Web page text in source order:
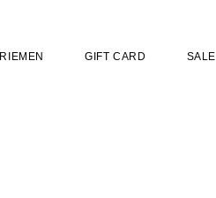
RIEMEN GIFT CARD SALE